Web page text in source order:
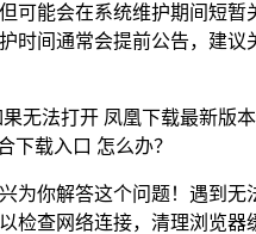
可能会在系统维护期间短暂
时间通常会提前公告，建议
无法打开 凤凰下载最新版
下载入口 怎么办？
为你解答这个问题！遇到无
检查网络连接，清理浏览器